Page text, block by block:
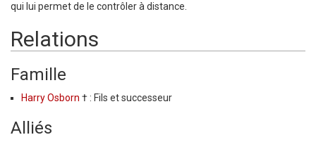
qui lui permet de le contrôler à distance.
Relations
Famille
Harry Osborn † : Fils et successeur
Alliés